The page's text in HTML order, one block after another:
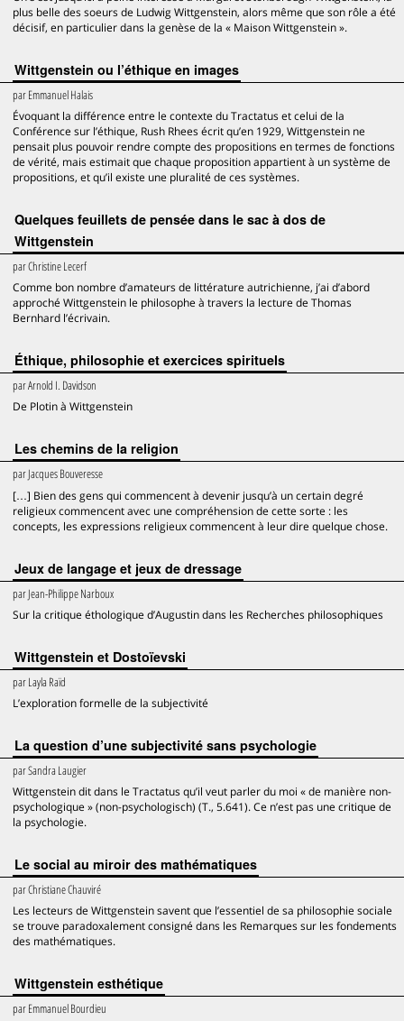
plus belle des soeurs de Ludwig Wittgenstein, alors même que son rôle a été
décisif, en particulier dans la genèse de la « Maison Wittgenstein ».
Wittgenstein ou l’éthique en images
parEmmanuel Halais
Évoquant la différence entre le contexte du Tractatus et celui de la
Conférence sur l’éthique, Rush Rhees écrit qu’en 1929, Wittgenstein ne
pensait plus pouvoir rendre compte des propositions en termes de fonctions
de vérité, mais estimait que chaque proposition appartient à un système de
propositions, et qu’il existe une pluralité de ces systèmes.
Quelques feuillets de pensée dans le sac à dos de
Wittgenstein
parChristine Lecerf
Comme bon nombre d’amateurs de littérature autrichienne, j’ai d’abord
approché Wittgenstein le philosophe à travers la lecture de Thomas
Bernhard l’écrivain.
Éthique, philosophie et exercices spirituels
parArnold I. Davidson
De Plotin à Wittgenstein
Les chemins de la religion
parJacques Bouveresse
[…] Bien des gens qui commencent à devenir jusqu’à un certain degré
religieux commencent avec une compréhension de cette sorte : les
concepts, les expressions religieux commencent à leur dire quelque chose.
Jeux de langage et jeux de dressage
parJean-Philippe Narboux
Sur la critique éthologique d’Augustin dans les Recherches philosophiques
Wittgenstein et Dostoïevski
parLayla Raïd
L’exploration formelle de la subjectivité
La question d’une subjectivité sans psychologie
parSandra Laugier
Wittgenstein dit dans le Tractatus qu’il veut parler du moi « de manière non-
psychologique » (non-psychologisch) (T., 5.641). Ce n’est pas une critique de
la psychologie.
Le social au miroir des mathématiques
parChristiane Chauviré
Les lecteurs de Wittgenstein savent que l’essentiel de sa philosophie sociale
se trouve paradoxalement consigné dans les Remarques sur les fondements
des mathématiques.
Wittgenstein esthétique
parEmmanuel Bourdieu